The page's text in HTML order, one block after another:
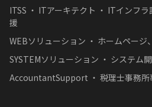
ITSS ・ ITアーキテクト ・ ITインフ
援
WEBソリューション ・ ホームページ
SYSTEMソリューション ・ システム
AccountantSupport ・ 税理士事務所